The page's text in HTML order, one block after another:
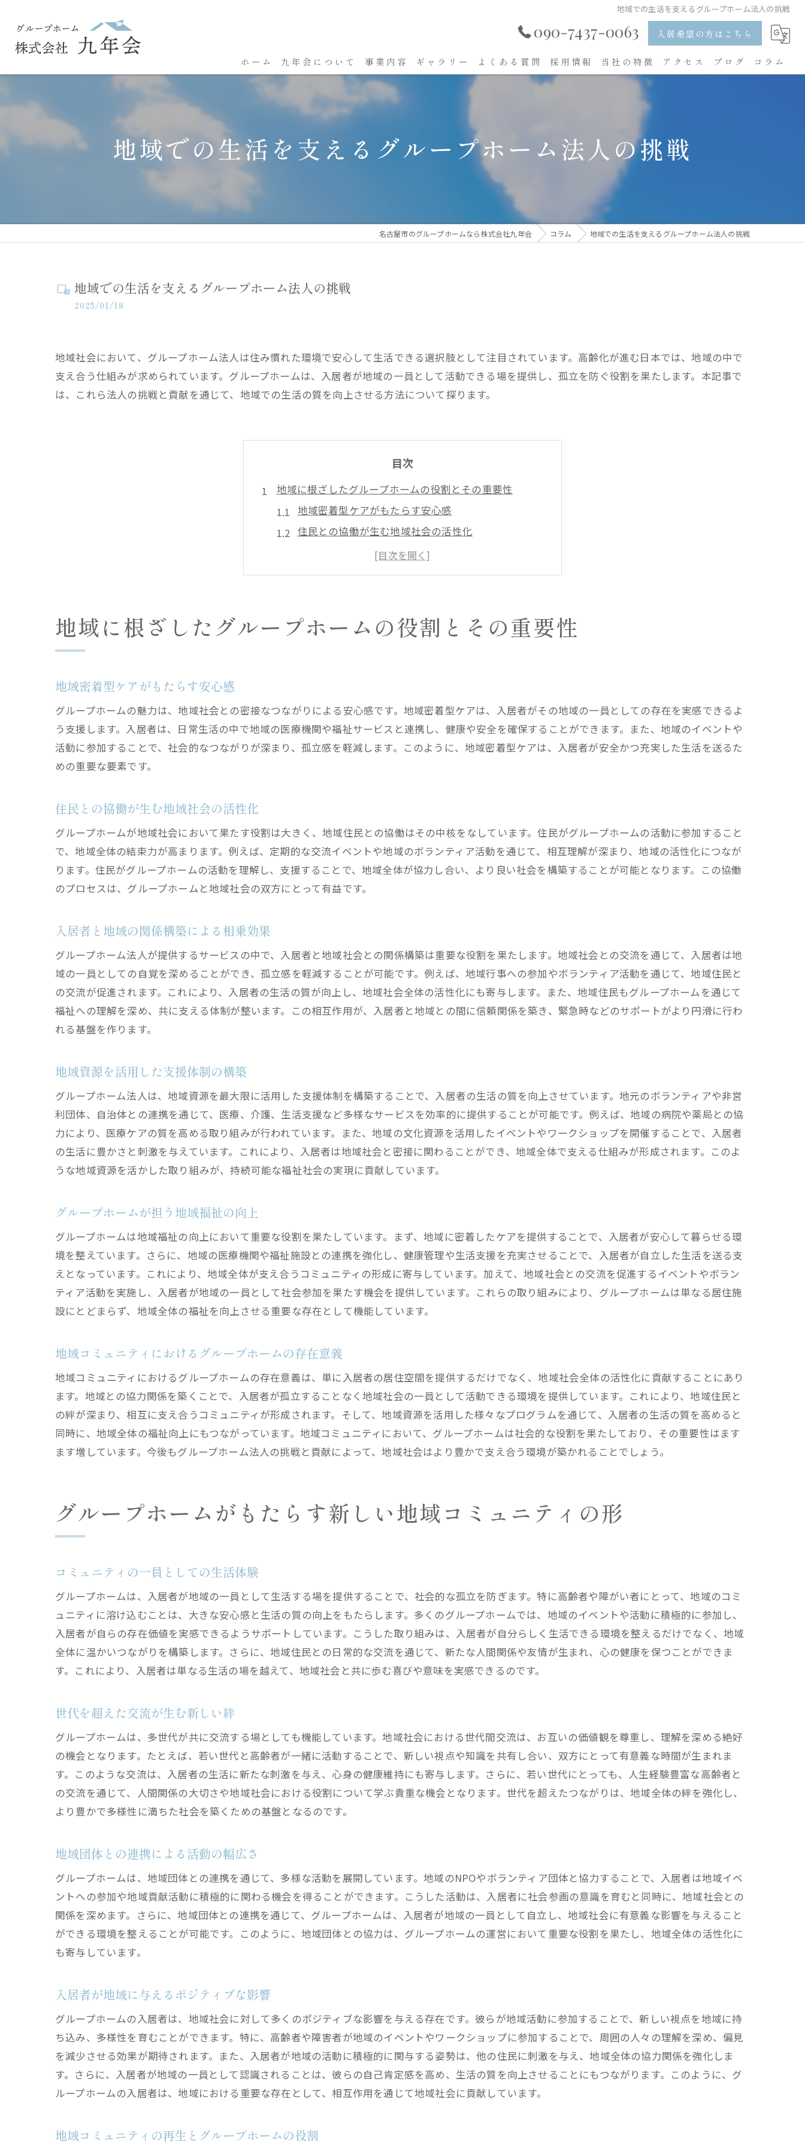
地域での生活を支えるグループホーム法人の挑戦
090-7437-0063 入居希望の方はこちら
ホーム 九年会について 事業内容 ギャラリー よくある質問 採用情報 当社の特徴
レクリエーション
求人
内職
看護
アクセス ブログ コラム
地域での生活を支えるグループホーム法人の挑戦
名古屋市のグループホームなら株式会社九年会 コラム 地域での生活を支えるグループホーム法人の挑戦
地域での生活を支えるグループホーム法人の挑戦
2025/01/18
地域社会において、グループホーム法人は住み慣れた環境で安心して生活できる選択肢として注目されています。高齢化が進む日本では、地域の中で
支え合う仕組みが求められています。グループホームは、入居者が地域の一員として活動できる場を提供し、孤立を防ぐ役割を果たします。本記事で
は、これら法人の挑戦と貢献を通じて、地域での生活の質を向上させる方法について探ります。
目次
地域に根ざしたグループホームの役割とその重要性
地域密着型ケアがもたらす安心感
住民との協働が生む地域社会の活性化
入居者と地域の関係構築による相乗効果
地域資源を活用した支援体制の構築
地域コミュニティにおけるグループホームの存在意義
グループホームがもたらす新しい地域コミュニティの形
入居者が地域に与えるポジティブな影響
地域コミュニティの再生とグループホームの役割
地域イベントを通じた社会参加の促進
サポートネットワークの構築とその効果
グループホームが地域にもたらす活気
孤立問題を解決するための地域連携
高齢化が進む地域に必要なケアの形
未来を見据えたグループホームの可能性
高齢者の自立支援と地域のサポート
次世代に向けたグループホームの挑戦
共生社会における生活の質向上策
入居者と地域住民の相互理解の深化
健康的な生活環境を支える地域の力
共生から生まれる地域の魅力
地域福祉の基盤としてのグループホーム
福祉サービスの拡充と地域の役割
グループホームがもたらす地域の安心感
福祉ネットワークの強化による社会貢献
福祉向上に向けたグループホームの挑戦
地域連携を通じたグループホームの支援とその意義
地域社会との連携強化による支援体制
グループホームが果たす地域支援の役割
連携を深めるための地域コミュニケーション
支援活動における地域住民の参加促進
地域の絆を強化するグループホームの取り組み
協働による地域問題解決と絆の強化
地域の連携を深めるための取り組み
絆を強化することで生まれる地域の変化
地域に根ざしたグループホームの役割とその重要性
地域密着型ケアがもたらす安心感
グループホームの魅力は、地域社会との密接なつながりによる安心感です。地域密着型ケアは、入居者がその地域の一員としての存在を実感できるよ
う支援します。入居者は、日常生活の中で地域の医療機関や福祉サービスと連携し、健康や安全を確保することができます。また、地域のイベントや
活動に参加することで、社会的なつながりが深まり、孤立感を軽減します。このように、地域密着型ケアは、入居者が安全かつ充実した生活を送るた
めの重要な要素です。
住民との協働が生む地域社会の活性化
グループホームが地域社会において果たす役割は大きく、地域住民との協働はその中核をなしています。住民がグループホームの活動に参加すること
で、地域全体の結束力が高まります。例えば、定期的な交流イベントや地域のボランティア活動を通じて、相互理解が深まり、地域の活性化につなが
ります。住民がグループホームの活動を理解し、支援することで、地域全体が協力し合い、より良い社会を構築することが可能となります。この協働
のプロセスは、グループホームと地域社会の双方にとって有益です。
入居者と地域の関係構築による相乗効果
グループホーム法人が提供するサービスの中で、入居者と地域社会との関係構築は重要な役割を果たします。地域社会との交流を通じて、入居者は地
域の一員としての自覚を深めることができ、孤立感を軽減することが可能です。例えば、地域行事への参加やボランティア活動を通じて、地域住民と
の交流が促進されます。これにより、入居者の生活の質が向上し、地域社会全体の活性化にも寄与します。また、地域住民もグループホームを通じて
福祉への理解を深め、共に支える体制が整います。この相互作用が、入居者と地域との間に信頼関係を築き、緊急時などのサポートがより円滑に行わ
れる基盤を作ります。
地域資源を活用した支援体制の構築
グループホーム法人は、地域資源を最大限に活用した支援体制を構築することで、入居者の生活の質を向上させています。地元のボランティアや非営
利団体、自治体との連携を通じて、医療、介護、生活支援など多様なサービスを効率的に提供することが可能です。例えば、地域の病院や薬局との協
力により、医療ケアの質を高める取り組みが行われています。また、地域の文化資源を活用したイベントやワークショップを開催することで、入居者
の生活に豊かさと刺激を与えています。これにより、入居者は地域社会と密接に関わることができ、地域全体で支える仕組みが形成されます。このよ
うな地域資源を活かした取り組みが、持続可能な福祉社会の実現に貢献しています。
グループホームが担う地域福祉の向上
グループホームは地域福祉の向上において重要な役割を果たしています。まず、地域に密着したケアを提供することで、入居者が安心して暮らせる環
境を整えています。さらに、地域の医療機関や福祉施設との連携を強化し、健康管理や生活支援を充実させることで、入居者が自立した生活を送る支
えとなっています。これにより、地域全体が支え合うコミュニティの形成に寄与しています。加えて、地域社会との交流を促進するイベントやボラン
ティア活動を実施し、入居者が地域の一員として社会参加を果たす機会を提供しています。これらの取り組みにより、グループホームは単なる居住施
設にとどまらず、地域全体の福祉を向上させる重要な存在として機能しています。
地域コミュニティにおけるグループホームの存在意義
地域コミュニティにおけるグループホームの存在意義は、単に入居者の居住空間を提供するだけでなく、地域社会全体の活性化に貢献することにあり
ます。地域との協力関係を築くことで、入居者が孤立することなく地域社会の一員として活動できる環境を提供しています。これにより、地域住民と
の絆が深まり、相互に支え合うコミュニティが形成されます。そして、地域資源を活用した様々なプログラムを通じて、入居者の生活の質を高めると
同時に、地域全体の福祉向上にもつながっています。地域コミュニティにおいて、グループホームは社会的な役割を果たしており、その重要性はます
ます増しています。今後もグループホーム法人の挑戦と貢献によって、地域社会はより豊かで支え合う環境が築かれることでしょう。
グループホームがもたらす新しい地域コミュニティの形
コミュニティの一員としての生活体験
グループホームは、入居者が地域の一員として生活する場を提供することで、社会的な孤立を防ぎます。特に高齢者や障がい者にとって、地域のコミ
ュニティに溶け込むことは、大きな安心感と生活の質の向上をもたらします。多くのグループホームでは、地域のイベントや活動に積極的に参加し、
入居者が自らの存在価値を実感できるようサポートしています。こうした取り組みは、入居者が自分らしく生活できる環境を整えるだけでなく、地域
全体に温かいつながりを構築します。さらに、地域住民との日常的な交流を通じて、新たな人間関係や友情が生まれ、心の健康を保つことができま
す。これにより、入居者は単なる生活の場を越えて、地域社会と共に歩む喜びや意味を実感できるのです。
世代を超えた交流が生む新しい絆
グループホームは、多世代が共に交流する場としても機能しています。地域社会における世代間交流は、お互いの価値観を尊重し、理解を深める絶好
の機会となります。たとえば、若い世代と高齢者が一緒に活動することで、新しい視点や知識を共有し合い、双方にとって有意義な時間が生まれま
す。このような交流は、入居者の生活に新たな刺激を与え、心身の健康維持にも寄与します。さらに、若い世代にとっても、人生経験豊富な高齢者と
の交流を通じて、人間関係の大切さや地域社会における役割について学ぶ貴重な機会となります。世代を超えたつながりは、地域全体の絆を強化し、
より豊かで多様性に満ちた社会を築くための基盤となるのです。
地域団体との連携による活動の幅広さ
グループホームは、地域団体との連携を通じて、多様な活動を展開しています。地域のNPOやボランティア団体と協力することで、入居者は地域イベ
ントへの参加や地域貢献活動に積極的に関わる機会を得ることができます。こうした活動は、入居者に社会参画の意識を育むと同時に、地域社会との
関係を深めます。さらに、地域団体との連携を通じて、グループホームは、入居者が地域の一員として自立し、地域社会に有意義な影響を与えること
ができる環境を整えることが可能です。このように、地域団体との協力は、グループホームの運営において重要な役割を果たし、地域全体の活性化に
も寄与しています。
入居者が地域に与えるポジティブな影響
グループホームの入居者は、地域社会に対して多くのポジティブな影響を与える存在です。彼らが地域活動に参加することで、新しい視点を地域に持
ち込み、多様性を育むことができます。特に、高齢者や障害者が地域のイベントやワークショップに参加することで、周囲の人々の理解を深め、偏見
を減少させる効果が期待されます。また、入居者が地域の活動に積極的に関与する姿勢は、他の住民に刺激を与え、地域全体の協力関係を強化しま
す。さらに、入居者が地域の一員として認識されることは、彼らの自己肯定感を高め、生活の質を向上させることにもつながります。このように、グ
ループホームの入居者は、地域における重要な存在として、相互作用を通じて地域社会に貢献しています。
地域コミュニティの再生とグループホームの役割